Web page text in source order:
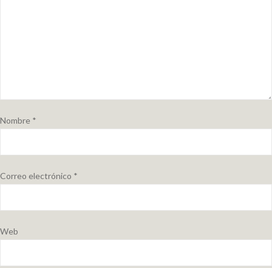
Nombre *
Correo electrónico *
Web